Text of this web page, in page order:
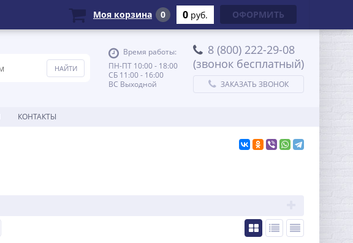
Время работы:
ПН-ПТ 10:00 - 18:00
СБ 11:00 - 16:00
ВС Выходной
8 (800) 222-29-08
(звонок бесплатный)
ЗАКАЗАТЬ ЗВОНОК
КОНТАКТЫ
Моя корзина 0 0 руб. ОФОРМИТЬ